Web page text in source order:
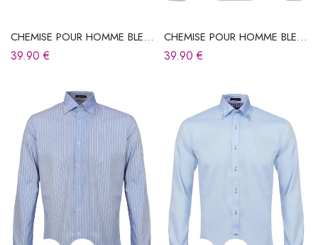
CHEMISE POUR HOMME BLEU
CIEL À RAYURES
39.90€
CHEMISE POUR HOMME BLEU
CIEL À RAYURES
39.90€